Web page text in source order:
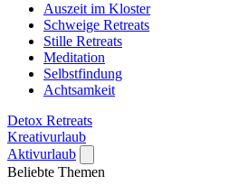
Auszeit im Kloster
Schweige Retreats
Stille Retreats
Meditation
Selbstfindung
Achtsamkeit
Detox Retreats
Kreativurlaub
Aktivurlaub
Beliebte Themen